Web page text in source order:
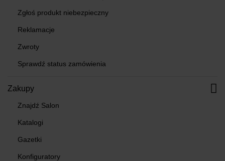
Zgłoś produkt niebezpieczny
Reklamacje
Zwroty
Sprawdź status zamówienia
Zakupy
Znajdź Salon
Katalogi
Gazetki
Konfiguratory